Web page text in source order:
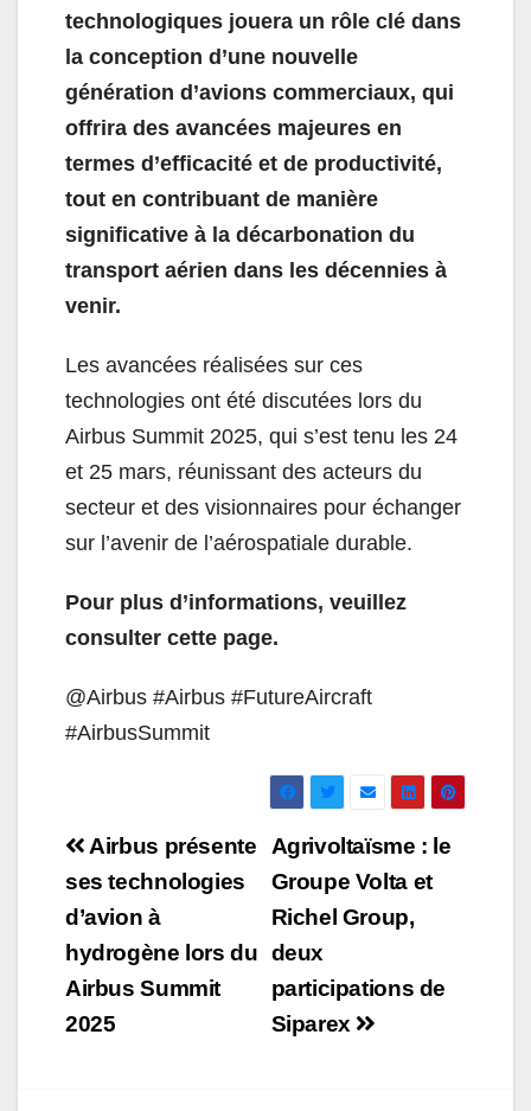
technologiques jouera un rôle clé dans
la conception d’une nouvelle
génération d’avions commerciaux, qui
offrira des avancées majeures en
termes d’efficacité et de productivité,
tout en contribuant de manière
significative à la décarbonation du
transport aérien dans les décennies à
venir.
Les avancées réalisées sur ces
technologies ont été discutées lors du
Airbus Summit 2025, qui s’est tenu les 24
et 25 mars, réunissant des acteurs du
secteur et des visionnaires pour échanger
sur l’avenir de l’aérospatiale durable.
Pour plus d’informations, veuillez
consulter cette page.
@Airbus #Airbus #FutureAircraft
#AirbusSummit
Navigation
de
l’article
Agrivoltaïsme : le
Groupe Volta et
Richel Group,
deux
participations de
Siparex
Airbus présente
ses technologies
d’avion à
hydrogène lors du
Airbus Summit
2025